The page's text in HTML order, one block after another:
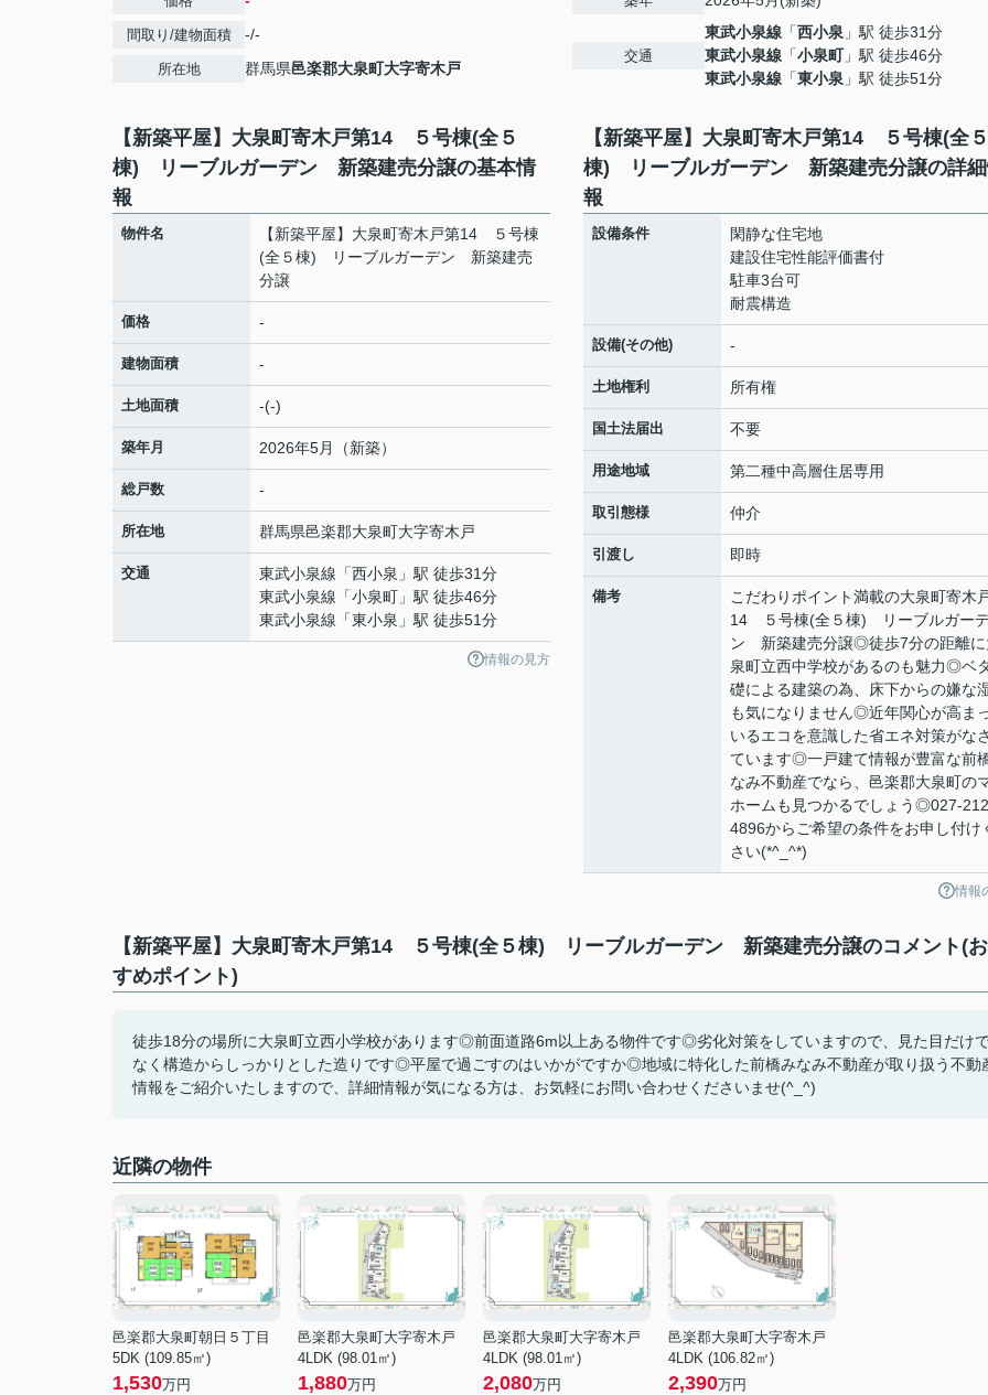
間取り/建物面積 -/-
所在地 群馬県邑楽郡大泉町大字寄木戸
交通
東武小泉線 「西小泉 」駅 徒歩31分
東武小泉線 「小泉町」駅 徒歩46分
東武小泉線 「東小泉 」駅 徒歩51分
【新築平屋】大泉町寄木戸第14 ５号棟(全５
棟) リーブルガーデン 新築建売分譲の基本情
報
物件名
【新築平屋】大泉町寄木戸第14 ５号棟
(全５棟) リーブルガーデン 新築建売
分譲
価格 -
建物面積 -
土地面積 -(-)
築年月 2026年5月（新築）
総戸数 -
所在地 群馬県邑楽郡大泉町大字寄木戸
交通 東武小泉線 「西小泉 」駅 徒歩31分
東武小泉線 「小泉町 」駅 徒歩46分
東武小泉線 「東小泉 」駅 徒歩51分
情報の見方
【新築平屋】大泉町寄木戸第14 ５号棟(全５
棟) リーブルガーデン 新築建売分譲の詳
報
設備条件
閑静な住宅地
建設住宅性能評価書付
駐車3台可
耐震構造
設備(その他) -
土地権利 所有権
国土法届出 不要
用途地域 第二種中高層住居専用
取引態様 仲介
引渡し 即時
備考
こだわりポイント満載の大泉町寄木
14 ５号棟(全５棟) リーブルガー
ン 新築建売分譲◎徒歩7分の距離に
泉町立西中学校があるのも魅力◎ベ
礎による建築の為、床下からの嫌な
も気になりません◎近年関心が高ま
いるエコを意識した省エネ対策がな
ています◎一戸建て情報が豊富な前
なみ不動産でなら、邑楽郡大泉町の
ホームも見つかるでしょう◎027-
4896からご希望の条件をお申し付け
さい(*^_^*)
情報
【新築平屋】大泉町寄木戸第14 ５号棟(全５棟) リーブルガーデン 新築建売分譲のコメント(
すめポイント)
徒歩18分の場所に大泉町立西小学校があります◎前面道路6m以上ある物件です◎劣化対策をしていますので、見た目だけ
なく構造からしっかりとした造りです◎平屋で過ごすのはいかがですか◎地域に特化した前橋みなみ不動産が取り扱う不動
情報をご紹介いたしますので、詳細情報が気になる方は、お気軽にお問い合わせくださいませ(^_^)
近隣の物件
邑楽郡大泉町朝日５丁目
5DK (109.85㎡)
1,530万円
邑楽郡大泉町大字寄木戸
4LDK (98.01㎡)
1,880万円
邑楽郡大泉町大字寄木戸
4LDK (98.01㎡)
2,080万円
邑楽郡大泉町大字寄木戸
4LDK (106.82㎡)
2,390万円